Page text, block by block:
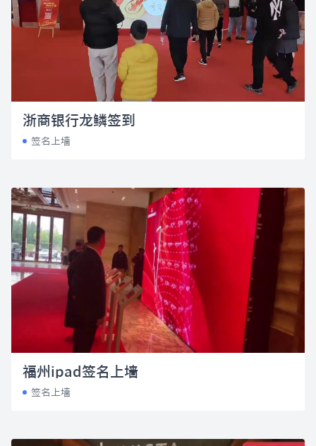
浙商银行龙鳞签到
签名上墙
福州ipad签名上墙
签名上墙